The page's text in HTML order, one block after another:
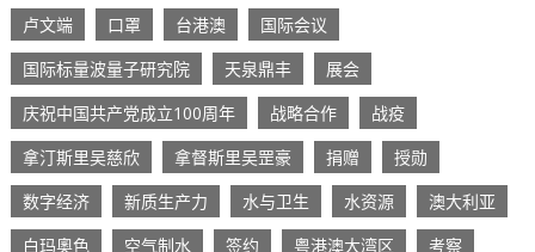
卢文端
口罩 台港澳
国际会议
国际标量波量子研究院
天泉鼎丰
展会
庆祝中国共产党成立100周年
战略合作
战疫
拿汀斯里吴慈欣
拿督斯里吴罡豪 捐赠
授勋
数字经济
新质生产力 水与卫生 水资源
澳大利亚
白玛奧色
空气制水 签约 粤港澳大湾区
考察